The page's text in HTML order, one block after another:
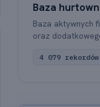
Baza
Baza aktywnych
oraz
4 079 rekordów